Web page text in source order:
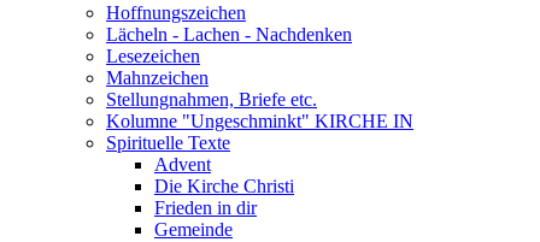
Hoffnungszeichen
Lächeln - Lachen - Nachdenken
Lesezeichen
Mahnzeichen
Stellungnahmen, Briefe etc.
Kolumne "Ungeschminkt" KIRCHE IN
Spirituelle Texte
Advent
Die Kirche Christi
Frieden in dir
Gemeinde